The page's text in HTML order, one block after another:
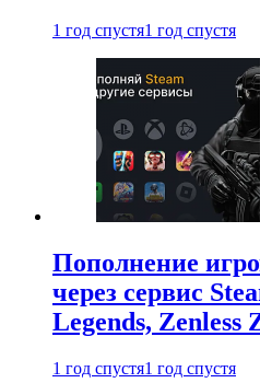
1 год спустя1 год спустя
Пополнение
через сервис
Legends, Zenless
1 год спустя1 год спустя